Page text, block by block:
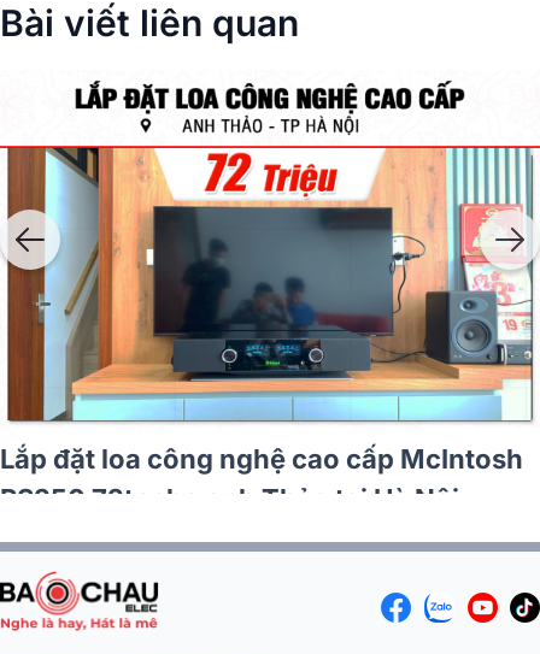
Bài viết liên quan
Lắp đặt loa công nghệ cao cấp McIntosh
RS250 72tr cho anh Thảo tại Hà Nội